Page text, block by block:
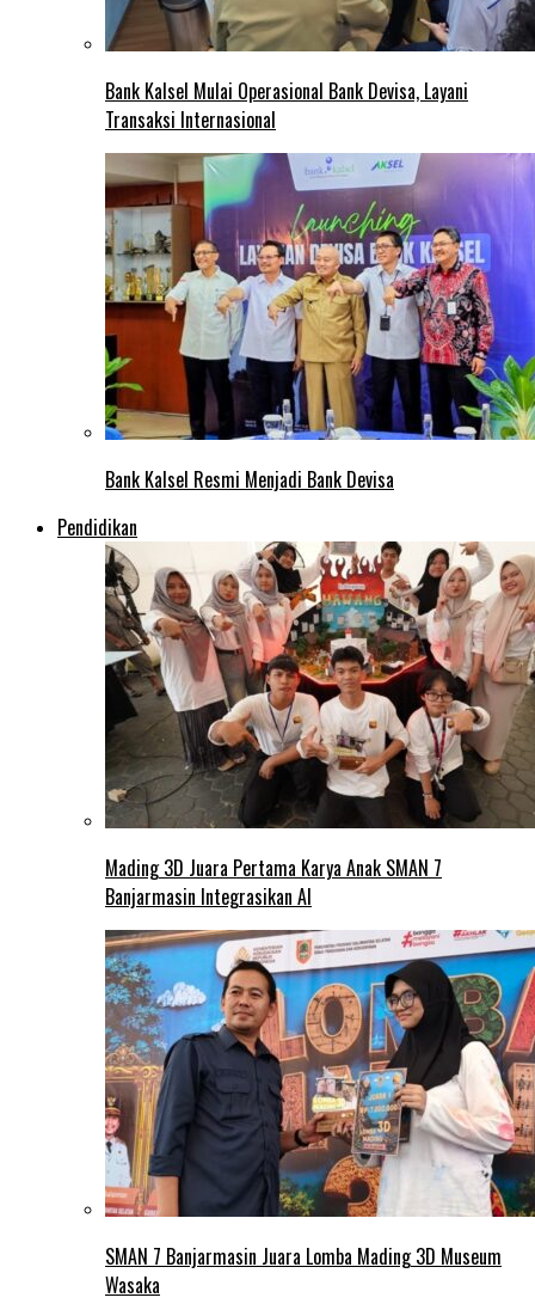
Bank Kalsel Mulai Operasional Bank Devisa, Layani
Transaksi Internasional
Bank Kalsel Resmi Menjadi Bank Devisa
Pendidikan
Mading 3D Juara Pertama Karya Anak SMAN 7
Banjarmasin Integrasikan AI
SMAN 7 Banjarmasin Juara Lomba Mading 3D Museum
Wasaka